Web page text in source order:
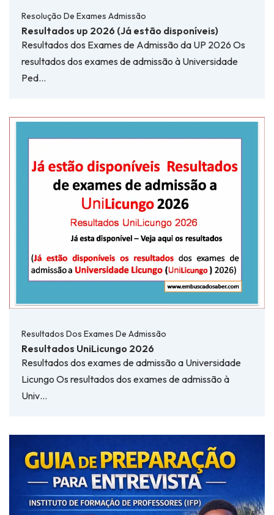
Resolução De Exames Admissão
Resultados up 2026 (Já estão disponíveis)
Resultados dos Exames de Admissão da UP 2026 Os
resultados dos exames de admissão à Universidade
Ped…
Resultados Dos Exames De Admissão
Resultados UniLicungo 2026
Resultados dos exames de admissão a Universidade
Licungo Os resultados dos exames de admissão à
Univ…